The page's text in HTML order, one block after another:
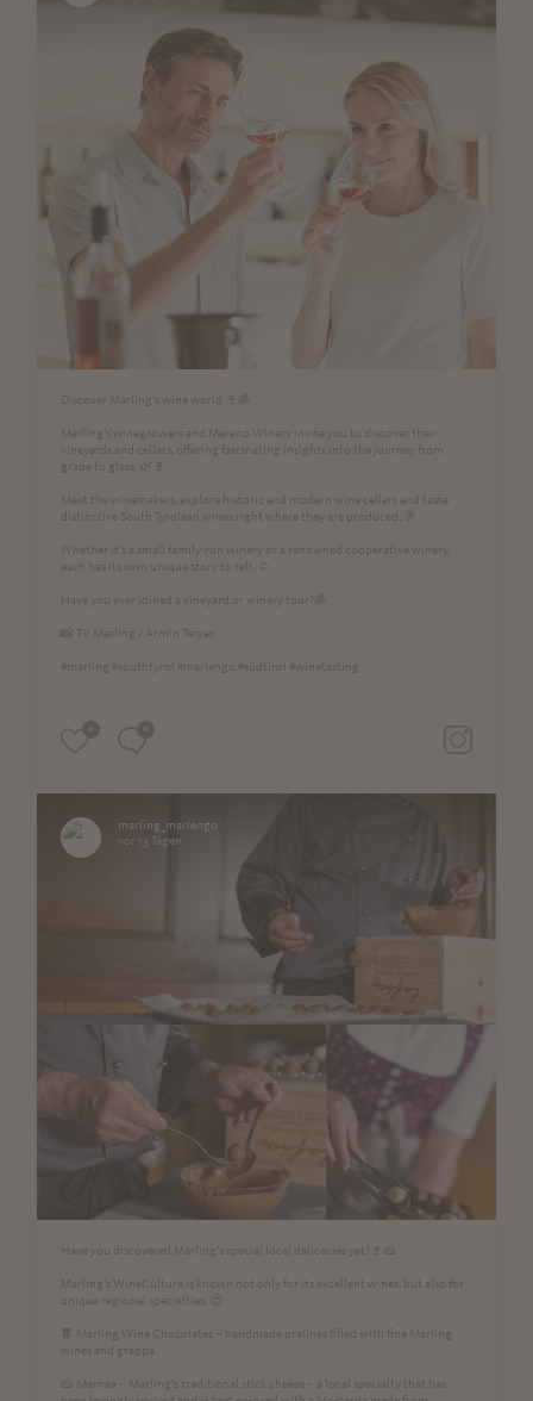
Discover Marling’s wine world 🍷🍇
Marling’s winegrowers and Merano Winery invite you to discover their
vineyards and cellars, offering fascinating insights into the journey from
grape to glass. 🌿🍷
Meet the winemakers, explore historic and modern wine cellars and taste
distinctive South Tyrolean wines right where they are produced. 🥂
Whether it's a small family-run winery or a renowned cooperative winery,
each has its own unique story to tell. ☺️
Have you ever joined a vineyard or winery tour?🍇
📸 TV Marling / Armin Terzer
#marling #southtyrol #marlengo #südtirol #winetasting
marling_marlengo
vor 13 Tagen
Have you discovered Marling’s special local delicacies yet?🍷🧀
Marling’s WineCulture is known not only for its excellent wines, but also for
unique regional specialties. 😍
🍫 Marling Wine Chocolates – handmade pralines filled with fine Marling
wines and grappa.
🧀 Marnea – Marling’s traditional stick cheese – a local specialty that has